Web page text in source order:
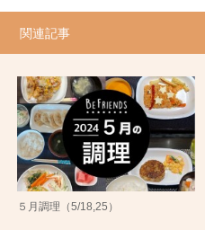
関連記事
５月調理（5/18,25）